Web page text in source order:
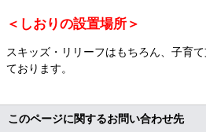
＜しおりの設置場所＞
スキッズ・リリーフはもちろん、子育
ております。
このページに関するお問い合わせ先